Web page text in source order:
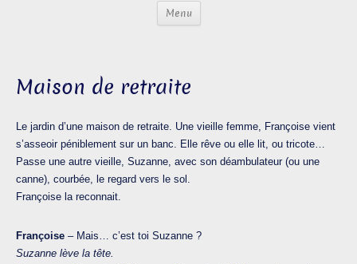
Menu
Maison de retraite
Le jardin d’une maison de retraite. Une vieille femme, Françoise vient
s’asseoir péniblement sur un banc. Elle rêve ou elle lit, ou tricote…
Passe une autre vieille, Suzanne, avec son déambulateur (ou une
canne), courbée, le regard vers le sol.
Françoise la reconnait.
Françoise – Mais… c’est toi Suzanne ?
Suzanne lève la tête.